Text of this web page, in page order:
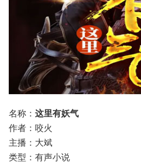
名称： 这里有妖气
作者：咬火
主播：大斌
类型：有声小说